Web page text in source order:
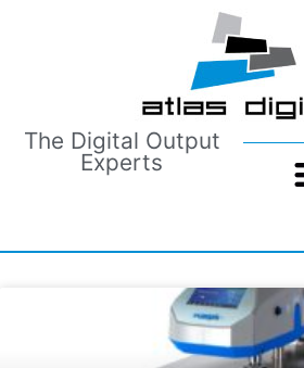
The Digital Output
Experts